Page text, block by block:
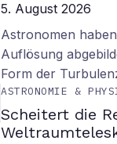
5. August 2026
Astronomen
Auflösung
Form der
ASTRONOMIE &
Scheitert die